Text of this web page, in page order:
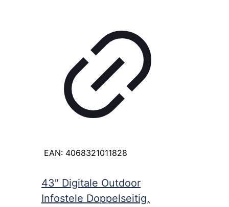
EAN: 4068321011828
43″ Digitale Outdoor
Infostele Doppelseitig,